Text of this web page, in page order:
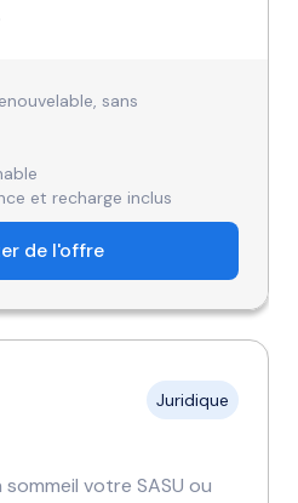
sans
et recharge inclus
de l'offre
Juridique
votre SASU ou